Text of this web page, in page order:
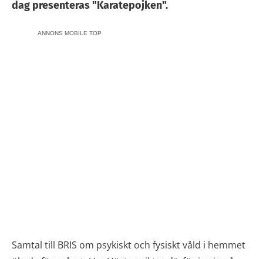
dag presenteras "Karatepojken".
ANNONS MOBILE TOP
Samtal till BRIS om psykiskt och fysiskt våld i hemmet